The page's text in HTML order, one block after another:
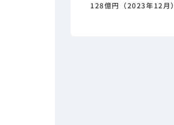
128億円（2023年12月）